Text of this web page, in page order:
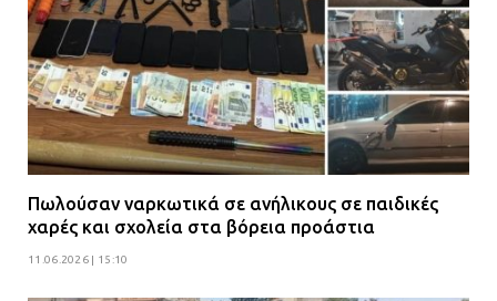
Πωλούσαν ναρκωτικά σε ανήλικους σε παιδικές
χαρές και σχολεία στα βόρεια προάστια
11.06.2026 | 15:10